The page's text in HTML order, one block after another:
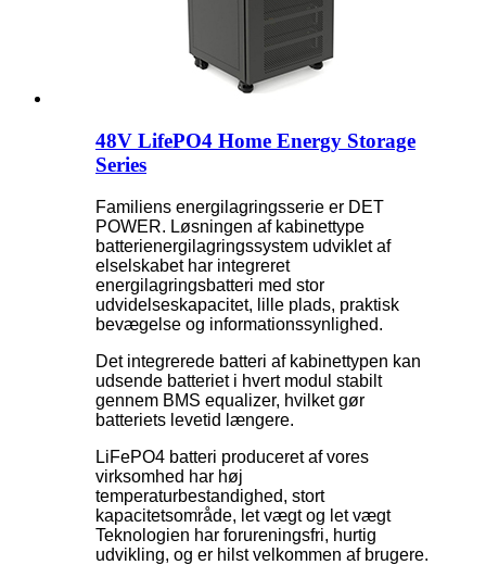
48V LifePO4 Home Energy Storage
Series
Familiens energilagringsserie er DET
POWER. Løsningen af ​​kabinettype
batterienergilagringssystem udviklet af
elselskabet har integreret
energilagringsbatteri med stor
udvidelseskapacitet, lille plads, praktisk
bevægelse og informationssynlighed.
Det integrerede batteri af kabinettypen kan
udsende batteriet i hvert modul stabilt
gennem BMS equalizer, hvilket gør
batteriets levetid længere.
LiFePO4 batteri produceret af vores
virksomhed har høj
temperaturbestandighed, stort
kapacitetsområde, let vægt og let vægt
Teknologien har forureningsfri, hurtig
udvikling, og er hilst velkommen af ​​brugere.